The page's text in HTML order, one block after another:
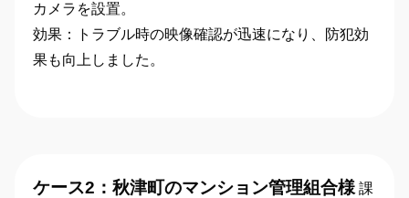
カメラを設置。
効果：トラブル時の映像確認が迅速になり、防犯効
果も向上しました。
ケース2：秋津町のマンション管理組合様 課